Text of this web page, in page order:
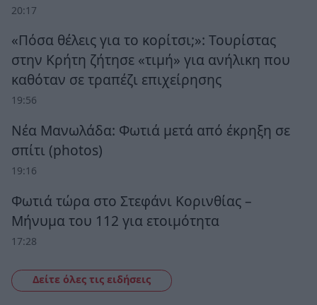
20:17
«Πόσα θέλεις για το κορίτσι;»: Τουρίστας
στην Κρήτη ζήτησε «τιμή» για ανήλικη που
καθόταν σε τραπέζι επιχείρησης
19:56
Νέα Μανωλάδα: Φωτιά μετά από έκρηξη σε
σπίτι (photos)
19:16
Φωτιά τώρα στο Στεφάνι Κορινθίας –
Μήνυμα του 112 για ετοιμότητα
17:28
Δείτε όλες τις ειδήσεις